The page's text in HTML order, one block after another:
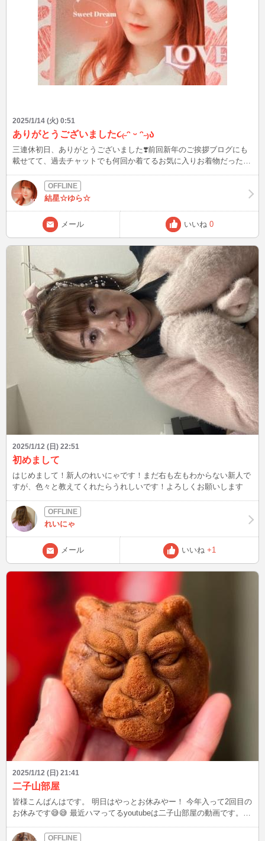
2025/1/14 (火) 0:51
ありがとうございました૮₍˶ᵔ ᵕ ᵔ˶₎ა
三連休初日、ありがとうございました❣️前回新年のご挨拶ブログにも
載せてて、過去チャットでも何回か着てるお気に入りお着物だったけ
トいいねって言っていただいた新年ブログのお写真は、淡路島のハロ
ーキティスマイルで撮りました✨乙姫とか人魚姫キティちゃんがかわ
いいの～o(⁎˃ᴗ˂⁎)o スタイリッシュな紳士さま、初めてお会いするタ
イプでドキドキ。 衣装もいっぱい褒めてもらえてニッコニコなゆら
でした(*´˘`*)♡ゆらの知らない世界に連れ出してくれそう૮₍˶ᵔ ᵕ ᵔ˶₎ა去り
際がまたスマートで…ちょっと違うけどタキシード仮面さまみたい
な。また捕まえてください(♡ᴗ͈ˬᴗ͈)⸝ リクエストくださった方、お会い
できてよかった～💖見つけてもらえるのは幸せ✨生着替えはできない
けど(笑)テーマを決めてお洋服選ぶので、いろんなゆらにまた会いに
来てね❣️
結星☆ゆら☆
メール いいね 0
2025/1/12 (日) 22:51
初めまして
はじめまして！新人のれいにゃです！まだ右も左もわからない新人で
すが、色々と教えてくれたらうれしいです！よろしくお願いします
れいにゃ
メール いいね +1
2025/1/12 (日) 21:41
二子山部屋
皆様こんばんはです。 明日はやっとお休みやー！ 今年入って2回目の
お休みです😅😅 最近ハマってるyoutubeは二子山部屋の動画です。
なチャンネルです😆😆 ご飯は言わずもがな、めっちゃ美味しそう‼️